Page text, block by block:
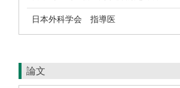
日本外科学会 指導医
論文